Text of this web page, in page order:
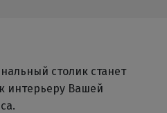
столик станет
интерьеру Вашей